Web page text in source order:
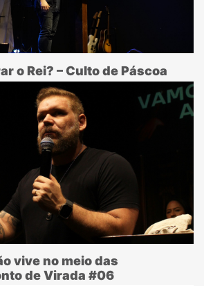
o Rei? – Culto de Páscoa
vive no meio das
de Virada #06